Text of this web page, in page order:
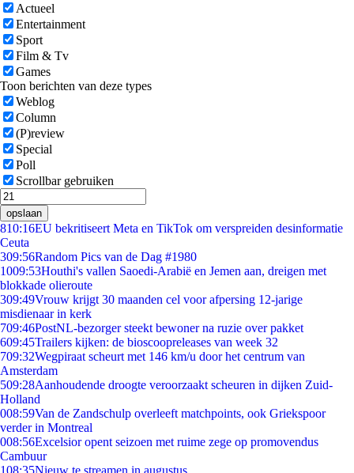
Actueel
Entertainment
Sport
Film & Tv
Games
Toon berichten van deze types
Weblog
Column
(P)review
Special
Poll
Scrollbar gebruiken
opslaan
810:16EU bekritiseert Meta en TikTok om verspreiden desinformatie
Ceuta
309:56Random Pics van de Dag #1980
1009:53Houthi's vallen Saoedi-Arabië en Jemen aan, dreigen met
blokkade olieroute
309:49Vrouw krijgt 30 maanden cel voor afpersing 12-jarige
misdienaar in kerk
709:46PostNL-bezorger steekt bewoner na ruzie over pakket
609:45Trailers kijken: de bioscoopreleases van week 32
709:32Wegpiraat scheurt met 146 km/u door het centrum van
Amsterdam
509:28Aanhoudende droogte veroorzaakt scheuren in dijken Zuid-
Holland
008:59Van de Zandschulp overleeft matchpoints, ook Griekspoor
verder in Montreal
008:56Excelsior opent seizoen met ruime zege op promovendus
Cambuur
108:35Nieuw te streamen in augustus